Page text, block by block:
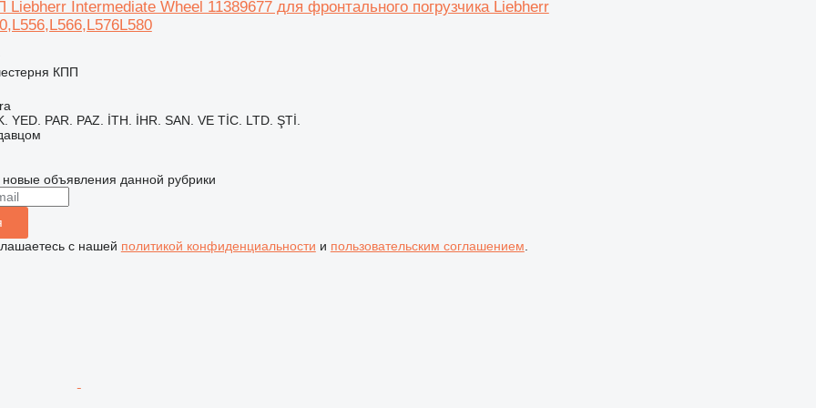
İntermediate Wheel 11389677 для фронтального погрузчика Liebherr
КПП
YED. PAR. PAZ. İTH. İHR. SAN. VE TİC. LTD. ŞTİ.
объявления данной рубрики
с нашей политикой конфиденциальности и пользовательским соглашением